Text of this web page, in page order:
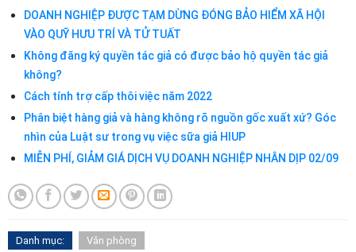
DOANH NGHIỆP ĐƯỢC TẠM DỪNG ĐÓNG BẢO HIỂM XÃ HỘI
VÀO QUỸ HƯU TRÍ VÀ TỬ TUẤT
Không đăng ký quyền tác giả có được bảo hộ quyền tác giả
không?
Cách tính trợ cấp thôi việc năm 2022
Phân biệt hàng giả và hàng không rõ nguồn gốc xuất xứ? Góc
nhìn của Luật sư trong vụ việc sữa giả HIUP
MIỄN PHÍ, GIẢM GIÁ DỊCH VỤ DOANH NGHIỆP NHÂN DỊP 02/09
Danh mục: Văn phòng